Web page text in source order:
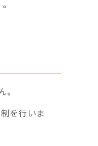
。
を行いま